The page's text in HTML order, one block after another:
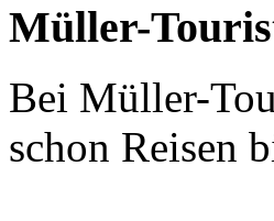
Müller-
Bei Müller-
schon Reisen